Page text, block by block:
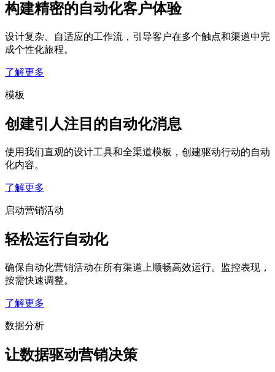
构建精密的自动化客户体验
设计复杂、自适应的工作流，引导客户在多个触点和渠道中完
成个性化旅程。
了解更多
模板
创建引人注目的自动化消息
使用我们直观的设计工具和全渠道模板，创建驱动行动的自动
化内容。
了解更多
启动营销活动
轻松运行自动化
确保自动化营销活动在所有渠道上顺畅高效运行。监控表现，
按需快速调整。
了解更多
数据分析
让数据驱动营销决策